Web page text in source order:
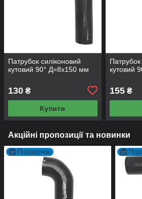
Патрубок силіконовий
кутовий 90° Д=8х150 мм
130 ₴
Купити
Патрубок
кутовий
155₴
Акційні пропозиції та новинки
Подарунок